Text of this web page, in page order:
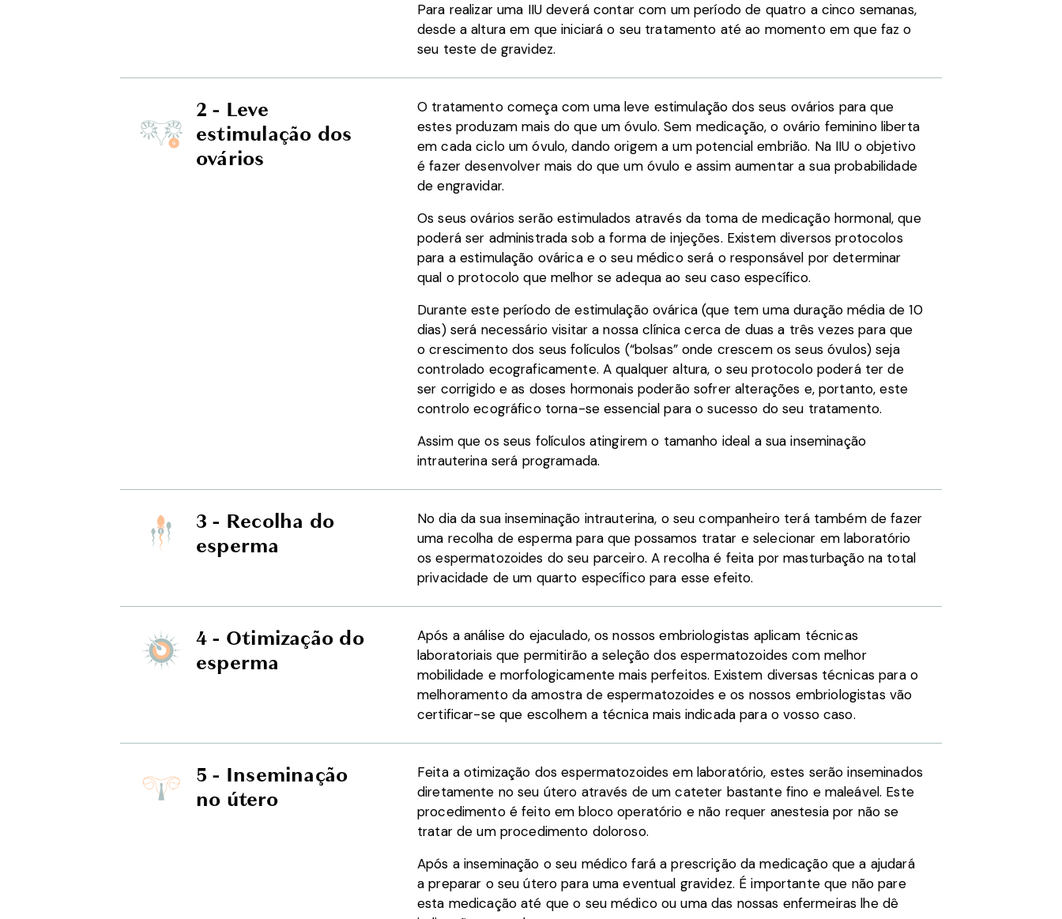
Para realizar uma IIU deverá contar com um período de quatro a cinco semanas,
desde a altura em que iniciará o seu tratamento até ao momento em que faz o
seu teste de gravidez.
2 - Leve
estimulação dos
ovários
O tratamento começa com uma leve estimulação dos seus ovários para que
estes produzam mais do que um óvulo. Sem medicação, o ovário feminino liberta
em cada ciclo um óvulo, dando origem a um potencial embrião. Na IIU o objetivo
é fazer desenvolver mais do que um óvulo e assim aumentar a sua probabilidade
de engravidar.
Os seus ovários serão estimulados através da toma de medicação hormonal, que
poderá ser administrada sob a forma de injeções. Existem diversos protocolos
para a estimulação ovárica e o seu médico será o responsável por determinar
qual o protocolo que melhor se adequa ao seu caso específico.
Durante este período de estimulação ovárica (que tem uma duração média de 10
dias) será necessário visitar a nossa clínica cerca de duas a três vezes para que
o crescimento dos seus folículos (“bolsas” onde crescem os seus óvulos) seja
controlado ecograficamente. A qualquer altura, o seu protocolo poderá ter de
ser corrigido e as doses hormonais poderão sofrer alterações e, portanto, este
controlo ecográfico torna-se essencial para o sucesso do seu tratamento.
Assim que os seus folículos atingirem o tamanho ideal a sua inseminação
intrauterina será programada.
3 - Recolha do
esperma
No dia da sua inseminação intrauterina, o seu companheiro terá também de fazer
uma recolha de esperma para que possamos tratar e selecionar em laboratório
os espermatozoides do seu parceiro. A recolha é feita por masturbação na total
privacidade de um quarto específico para esse efeito.
4 - Otimização do
esperma
Após a análise do ejaculado, os nossos embriologistas aplicam técnicas
laboratoriais que permitirão a seleção dos espermatozoides com melhor
mobilidade e morfologicamente mais perfeitos. Existem diversas técnicas para o
melhoramento da amostra de espermatozoides e os nossos embriologistas vão
certificar-se que escolhem a técnica mais indicada para o vosso caso.
5 - Inseminação
no útero
Feita a otimização dos espermatozoides em laboratório, estes serão inseminados
diretamente no seu útero através de um cateter bastante fino e maleável. Este
procedimento é feito em bloco operatório e não requer anestesia por não se
tratar de um procedimento doloroso.
Após a inseminação o seu médico fará a prescrição da medicação que a ajudará
a preparar o seu útero para uma eventual gravidez. É importante que não pare
esta medicação até que o seu médico ou uma das nossas enfermeiras lhe dê